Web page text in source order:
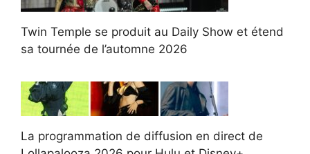
Twin Temple se produit au Daily Show et étend
sa tournée de l’automne 2026
La programmation de diffusion en direct de